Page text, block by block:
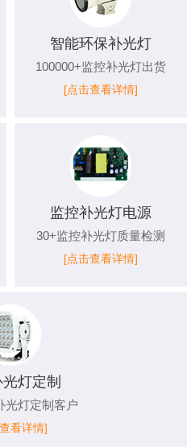
智能环保补光灯
100000+监控补光灯出货
[点击查看详情]
监控补光灯电源
30+监控补光灯质量检测
[点击查看详情]
灯定制
光灯定制客户
看详情]